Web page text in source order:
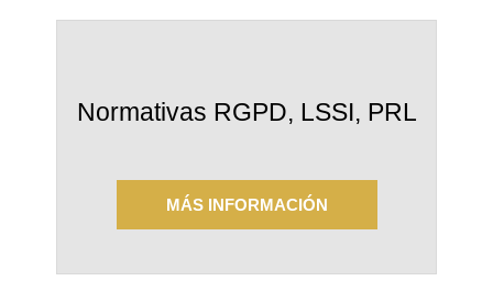
Normativas RGPD, LSSI, PRL
MÁS INFORMACIÓN